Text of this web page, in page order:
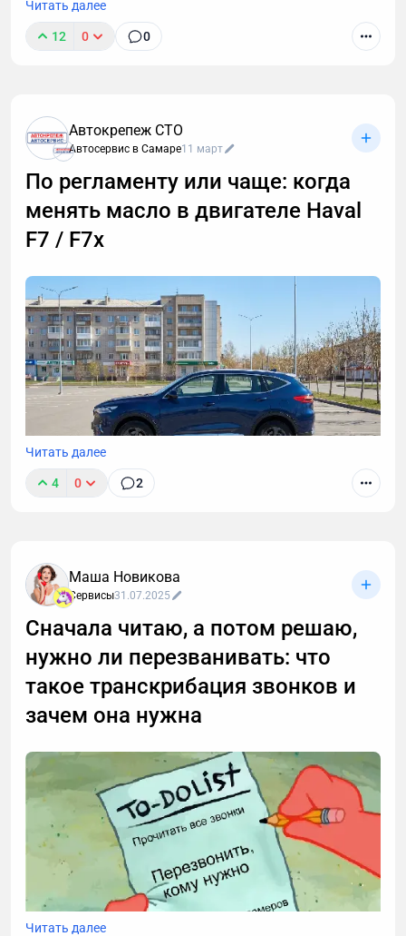
интересны кредиты, консультации и прочие услуги.
Если вы тревожитесь упустить действительно
важный разговор, например, ждете курьера, то я
расскажу, почему стоит делегировать телефонные
звонки мне.
Читать далее
12 0 0
Автокрепеж СТО
Автосервис в Самаре11 март
По регламенту или чаще: когда
менять масло в двигателе Haval
F7 / F7x
кроссоверов «Хавейл» F7 и F7x разобрались,
рассмотрим, когда и как нужно обслуживать
систему смазки этих кроссоверов, выпускавшихся
с 2018 по 2024 год.
Читать далее
4 0 2
Маша Новикова
Сервисы31.07.2025
Сначала читаю, а потом решаю,
нужно ли перезванивать: что
такое транскрибация звонков и
зачем она нужна
Читать далее